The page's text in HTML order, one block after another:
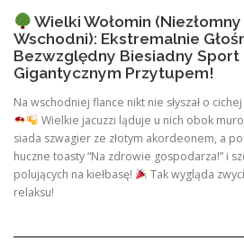
Wielki Wołomin
Wschodni): Ekstremalnie
Bezwzględny Biesiadny Sport
Gigantycznym Przytupem!
Na wschodniej flance nikt nie słyszał o
Wielkie jacuzzi ląduje u nich obok
siada szwagier ze złotym akordeonem, a
huczne toasty “Na zdrowie gospodarza!” i
polujących na kiełbasę!
Tak wygląda
relaksu!